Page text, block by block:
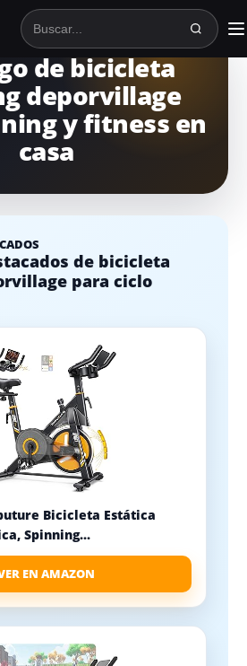
Buscar en TodoSpinning
de bicicleta
deporvillage
y fitness en
casa
de bicicleta
para ciclo
Bicicleta Estática
Spinning...
EN AMAZON